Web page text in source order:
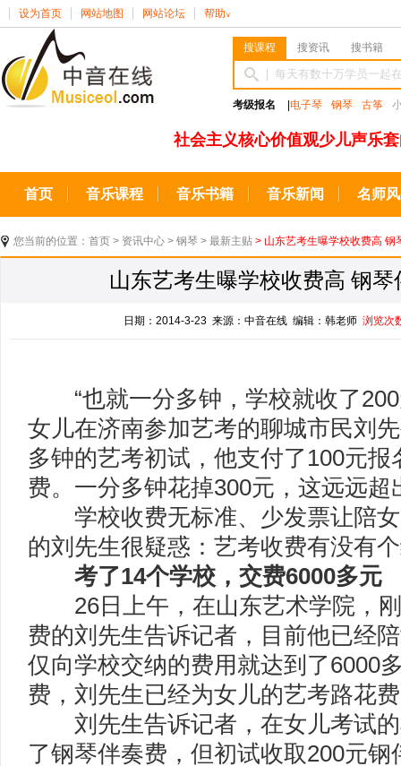
设为首页 网站地图 网站论坛 帮助 ∨
搜课程 搜资讯 搜书籍
考级报名 电子琴 钢琴 古筝
社会主义核心价值观少儿声乐
首页 音乐课程 音乐书籍 音乐新闻 名师
您当前的位置： 首页 > 资讯中心 > 钢琴 > 最新主贴 > 山东艺考生曝学校收费高 钢
山东艺考生曝学校收费高 钢琴
日期：2014-3-23 来源：中音在线 编辑：韩老师浏览次
“也就一分多钟，学校就收了200
女儿在济南参加艺考的聊城市民刘
多钟的艺考初试，他支付了100元报
费。一分多钟花掉300元，这远远
学校收费无标准、少发票让陪女
的刘先生很疑惑：艺考收费有没有
考了14个学校，交费6000多元
26日上午，在山东艺术学院，刚
费的刘先生告诉记者，目前他已经
仅向学校交纳的费用就达到了6000
费，刘先生已经为女儿的艺考路花
刘先生告诉记者，在女儿考试的
了钢琴伴奏费，但初试收取200元钢